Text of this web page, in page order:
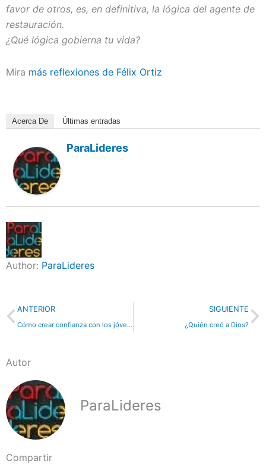
favor de otros, es, en definitiva, la lógica del agente de
restauración.
¿Qué lógica gobierna tu vida?
Mira más reflexiones de Félix Ortiz
Acerca De Últimas entradas
ParaLideres
Author: ParaLideres
Previo
ANTERIOR
Cómo crear confianza con los jóvenes
SIGUIENTE
¿Quién creó a Dios?
Autor
ParaLideres
Compartir